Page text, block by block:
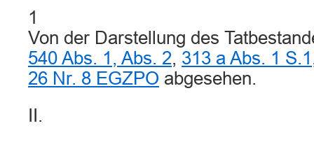
1
Von der Darstellung des
540 Abs. 1, Abs. 2, 313 a Abs. 1 S.1
26 Nr. 8 EGZPO abgesehen.
II.